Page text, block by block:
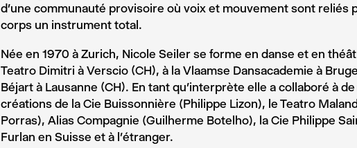
d’une communauté provisoire où voix et mouvement sont reliés
corps un instrument total.
Née en 1970 à Zurich, Nicole Seiler se forme en danse et en
Teatro Dimitri à Verscio (CH), à la Vlaamse Dansacademie à
Béjart à Lausanne (CH). En tant qu’interprète elle a collaboré à
créations de la Cie Buissonnière (Philippe Lizon), le Teatro
Porras), Alias Compagnie (Guilherme Botelho), la Cie Philippe
Furlan en Suisse et à l’étranger.